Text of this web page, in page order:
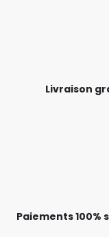
Livraison
Paiements 100%